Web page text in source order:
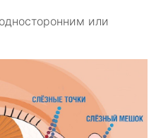
или